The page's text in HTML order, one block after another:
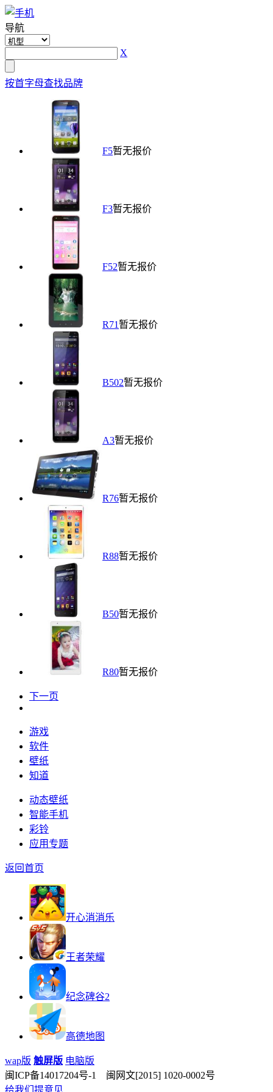
导航
X
按首字母查找品牌
F5暂无报价
F3暂无报价
F52暂无报价
R71 暂无报价
B502暂无报价
A3暂无报价
R76暂无报价
R88暂无报价
B50暂无报价
R80暂无报价
下一页
游戏
软件
壁纸
知道
动态壁纸
智能手机
彩铃
应用专题
返回首页
开心消消乐
王者荣耀
纪念碑谷2
高德地图
wap版 触屏版 电脑版
闽ICP备14017204号-1 闽网文[2015] 1020-0002号
给我们提意见